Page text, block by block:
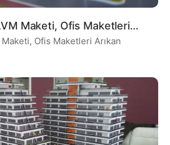
Maketi, Ofis Maketleri
Ofis Maketleri Arıkan